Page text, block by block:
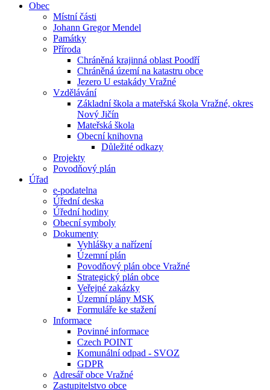
Obec
Místní části
Johann Gregor Mendel
Památky
Příroda
Chráněná krajinná oblast Poodří
Chráněná území na katastru obce
Jezero U estakády Vražné
Vzdělávání
Základní škola a mateřská škola Vražné, okres
Nový Jičín
Mateřská škola
Obecní knihovna
Důležité odkazy
Projekty
Povodňový plán
Úřad
e-podatelna
Úřední deska
Úřední hodiny
Obecní symboly
Dokumenty
Vyhlášky a nařízení
Územní plán
Povodňový plán obce Vražné
Strategický plán obce
Veřejné zakázky
Územní plány MSK
Formuláře ke stažení
Informace
Povinné informace
Czech POINT
Komunální odpad - SVOZ
GDPR
Adresář obce Vražné
Zastupitelstvo obce